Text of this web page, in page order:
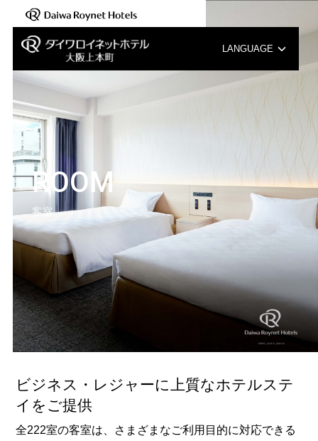
LANGUAGE
한국어
ROOM
客室
ビジネス・レジャーに上質なホテルステ
イをご提供
全222室の客室は、さまざまなご利用目的に対応できる